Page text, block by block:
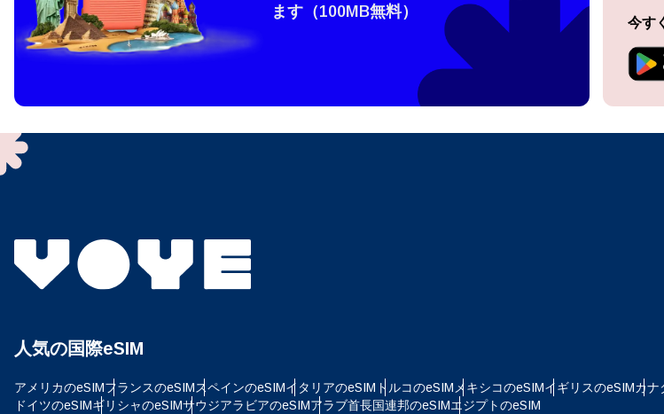
How do I get my eSim?
To get your eSIM, start by checking if your
technology. Then, contact your mobile carrier to
or enter in your device settings. Once activated,
ます（100MB無料）
今す
人気の国際eSIM
アメリカのeSIMフランスのeSIMスペインのeSIMイタリアのeSIM トルコのeSIMメキシコのeSIMイギリスのeSIMカナ
ドイツのeSIMギリシャのeSIMサウジアラビアのeSIMアラブ首長国連邦のeSIMエジプトのeSIM
English
ログインまたは
アカウントにログインするか、数秒でアカウ